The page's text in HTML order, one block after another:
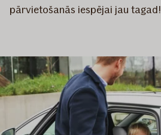
pārvietošanās iespējai jau tagad!